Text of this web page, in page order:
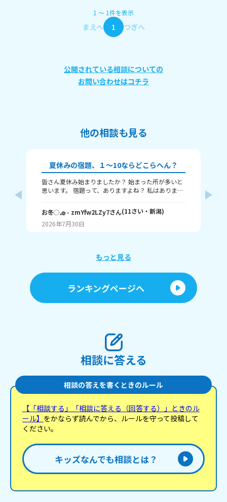
1 〜 1件を表示
まえへ 1 つぎへ
公開されている相談についての
お問い合わせはコチラ
他の相談も見る
夏休みの宿題、１～10ならどこらへん？
皆さん夏休み始まりましたか？ 始まった所が多いと
思います。 宿題って、ありますよね？ 私はありま
いうことです！ 私は6です！ワークと習字と絵が残
ってるので！ みなさんも教えてください！ それじゃ
お冬◌𓈒𓐍- zmYfw2LZy7さん(11さい・ 新潟)
2026年7月30日
もっと見る
ランキングページへ
相談に答える
相談の答えを書くときのルール
【「相談する」「相談に答える（回答する）」ときのル
ール】 をかならず読んでから、ルールを守って投稿して
ください。
キッズなんでも相談とは？